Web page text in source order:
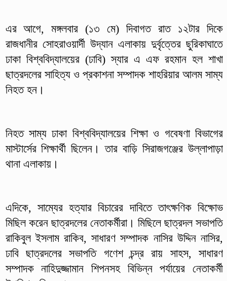
এর আগে, মঙ্গলবার (১৩ মে) দিবাগত রাত ১২টার দিকে
রাজধানীর সোহরাওয়ার্দী উদ্যান এলাকায় দুর্বৃত্তের ছুরিকাঘাতে
ঢাকা বিশ্ববিদ্যালয়ের (ঢাবি) স্যার এ এফ রহমান হল শাখা
ছাত্রদলের সাহিত্য ও প্রকাশনা সম্পাদক শাহরিয়ার আলম সাম্য
নিহত হন।
নিহত সাম্য ঢাকা বিশ্ববিদ্যালয়ের শিক্ষা ও গবেষণা বিভাগের
মাস্টার্সের শিক্ষার্থী ছিলেন। তার বাড়ি সিরাজগঞ্জের উল্লাপাড়া
থানা এলাকায়।
এদিকে, সাম্যের হত্যার বিচারের দাবিতে তাৎক্ষণিক বিক্ষোভ
মিছিল করেন ছাত্রদলের নেতাকর্মীরা। মিছিলে ছাত্রদল সভাপতি
রাকিবুল ইসলাম রাকিব, সাধারণ সম্পাদক নাসির উদ্দিন নাসির,
ঢাবি ছাত্রদলের সভাপতি গণেশ চন্দ্র রায় সাহস, সাধারণ
সম্পাদক নাহিদুজ্জামান শিপনসহ বিভিন্ন পর্যায়ের নেতাকর্মী